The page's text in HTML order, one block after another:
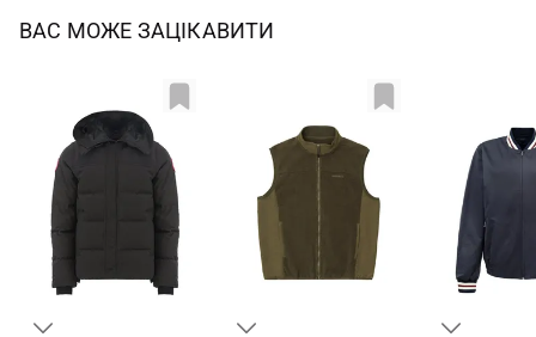
ВАС МОЖЕ ЗАЦІКАВИТИ